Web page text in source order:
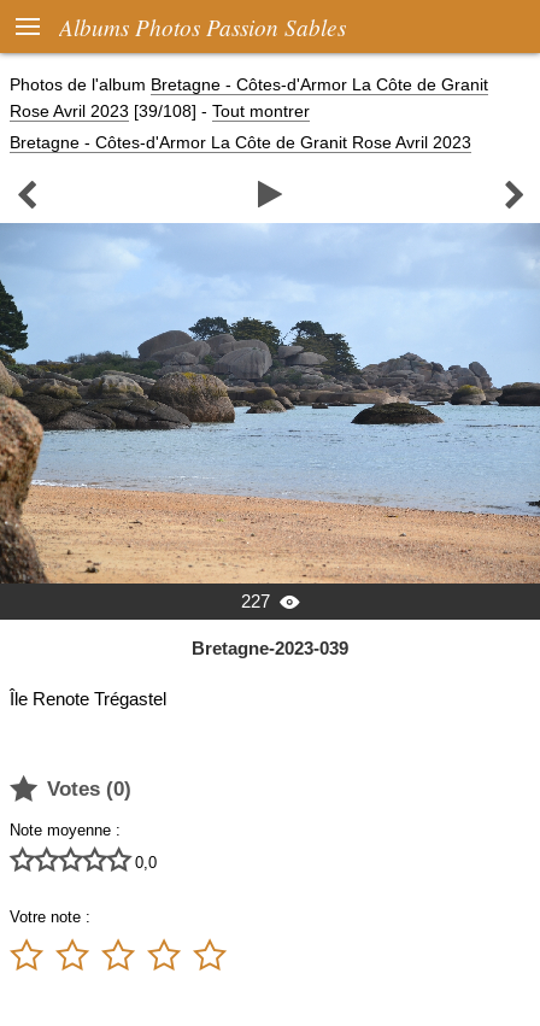
 Albums Photos Passion Sables
Photos de l'album Bretagne - Côtes-d'Armor La Côte de Granit
Rose Avril 2023 [39/108] - Tout montrer
Bretagne - Côtes-d'Armor La Côte de Granit Rose Avril 2023
  
227 
Bretagne-2023-039
Île Renote Trégastel
 Votes (0)
Note moyenne :
 0,0
Votre note :
    